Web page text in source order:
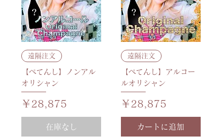
遠隔注文
【ぺてんし】ノンアル
オリシャン
価格
￥28,875
在庫なし
遠隔注文
【ぺてんし】アルコー
ルオリシャン
価格
￥28,875
カートに追加